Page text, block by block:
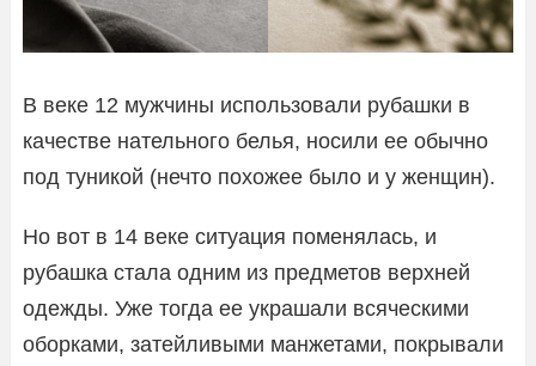
В веке 12 мужчины использовали рубашки в
качестве нательного белья, носили ее обычно
под туникой (нечто похожее было и у женщин).
Но вот в 14 веке ситуация поменялась, и
рубашка стала одним из предметов верхней
одежды. Уже тогда ее украшали всяческими
оборками, затейливыми манжетами, покрывали